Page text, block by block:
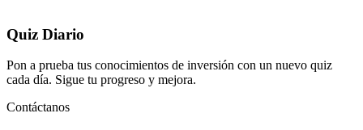
Quiz Diario
Pon a prueba tus conocimientos de inversión con un nuevo quiz
cada día. Sigue tu progreso y mejora.
Contáctanos